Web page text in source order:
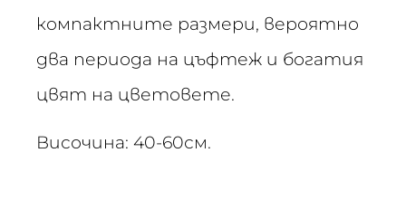
компактните размери, вероятно
два периода на цъфтеж и богатия
цвят на цветовете.
Височина: 40-60см.